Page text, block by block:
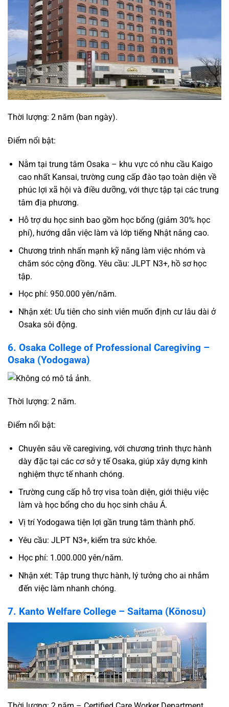
Thời lượng: 2 năm (ban ngày).
Điểm nổi bật:
Nằm tại trung tâm Osaka – khu vực có nhu cầu Kaigo
cao nhất Kansai, trường cung cấp đào tạo toàn diện về
phúc lợi xã hội và điều dưỡng, với thực tập tại các trung
tâm địa phương.
Hỗ trợ du học sinh bao gồm học bổng (giảm 30% học
phí), hướng dẫn việc làm và lớp tiếng Nhật nâng cao.
Chương trình nhấn mạnh kỹ năng làm việc nhóm và
chăm sóc cộng đồng. Yêu cầu: JLPT N3+, hồ sơ học
tập.
Học phí: 950.000 yên/năm.
Nhận xét: Ưu tiên cho sinh viên muốn định cư lâu dài ở
Osaka sôi động.
6. Osaka College of Professional Caregiving –
Osaka (Yodogawa)
Thời lượng: 2 năm.
Điểm nổi bật:
Chuyên sâu về caregiving, với chương trình thực hành
dày đặc tại các cơ sở y tế Osaka, giúp xây dựng kinh
nghiệm thực tế nhanh chóng.
Trường cung cấp hỗ trợ visa toàn diện, giới thiệu việc
làm và học bổng cho du học sinh châu Á.
Vị trí Yodogawa tiện lợi gần trung tâm thành phố.
Yêu cầu: JLPT N3+, kiểm tra sức khỏe.
Học phí: 1.000.000 yên/năm.
Nhận xét: Tập trung thực hành, lý tưởng cho ai nhắm
đến việc làm nhanh chóng.
7. Kanto Welfare College – Saitama (Kōnosu)